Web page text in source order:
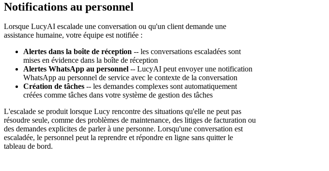
Notifications au personnel
Lorsque LucyAI escalade une conversation ou qu'un client demande une
assistance humaine, votre équipe est notifiée :
Alertes dans la boîte de réception -- les conversations escaladées sont
mises en évidence dans la boîte de réception
Alertes WhatsApp au personnel -- LucyAI peut envoyer une notification
WhatsApp au personnel de service avec le contexte de la conversation
Création de tâches -- les demandes complexes sont automatiquement
créées comme tâches dans votre système de gestion des tâches
L'escalade se produit lorsque Lucy rencontre des situations qu'elle ne peut pas
résoudre seule, comme des problèmes de maintenance, des litiges de facturation ou
des demandes explicites de parler à une personne. Lorsqu'une conversation est
escaladée, le personnel peut la reprendre et répondre en ligne sans quitter le
tableau de bord.